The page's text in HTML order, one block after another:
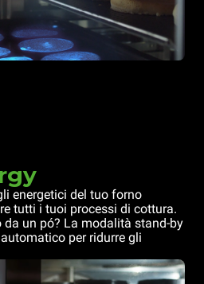
energetici del tuo forno
tutti i tuoi processi di cottura.
un pó? La modalità stand-by
per ridurre gli